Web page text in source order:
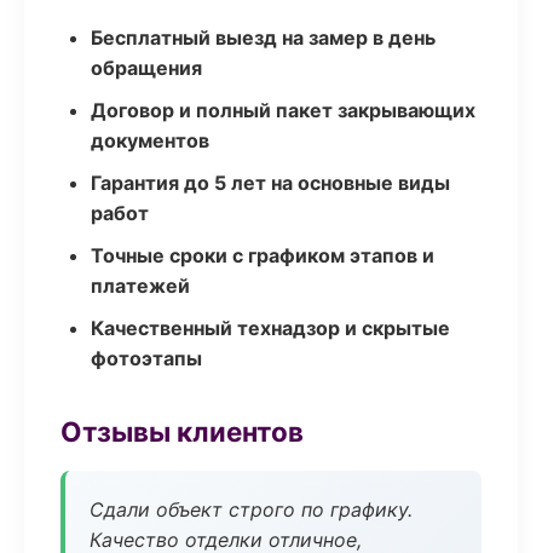
Бесплатный выезд на замер в день
обращения
Договор и полный пакет закрывающих
документов
Гарантия до 5 лет на основные виды
работ
Точные сроки с графиком этапов и
платежей
Качественный технадзор и скрытые
фотоэтапы
Отзывы клиентов
Сдали объект строго по графику.
Качество отделки отличное,